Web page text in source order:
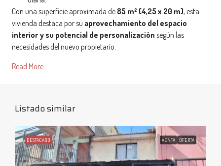
Con una superficie aproximada de 85 m² (4,25 x 20 m), esta
vivienda destaca por su aprovechamiento del espacio
interior y su potencial de personalización según las
necesidades del nuevo propietario.
Read More
Listado similar
DESTACADO VENTA OFERTA